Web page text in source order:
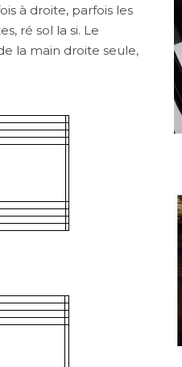
à droite, parfois les
ré sol la si. Le
la main droite seule,